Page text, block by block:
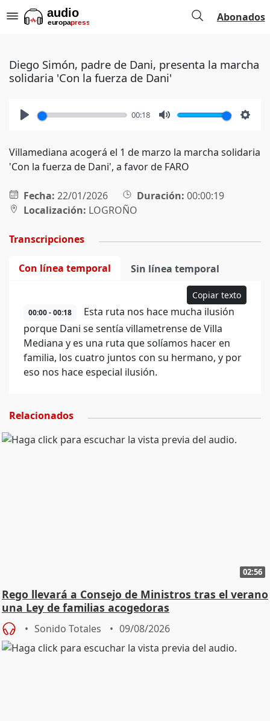
Abonados
Diego Simón, padre de Dani, presenta la marcha
solidaria 'Con la fuerza de Dani'
00:18
Villamediana acogerá el 1 de marzo la marcha solidaria
'Con la fuerza de Dani', a favor de FARO
Fecha: 22/01/2026 Duración: 00:00:19
Localización: LOGROÑO
Transcripciones
Con línea temporal Sin línea temporal
Copiar texto
00:00 - 00:18
Esta ruta nos hace mucha ilusión
porque Dani se sentía villametrense de Villa
Mediana y es una ruta que solíamos hacer en
familia, los cuatro juntos con su hermano, y por
eso nos hace especial ilusión.
Relacionados
02:56
Rego llevará a Consejo de Ministros tras el verano
una Ley de familias acogedoras
Sonido Totales 09/08/2026